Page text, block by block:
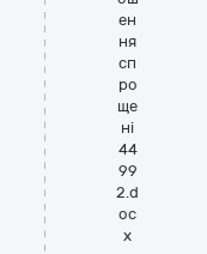
ен
ня
сп
ро
ще
ні
44
99
2.d
oc
x